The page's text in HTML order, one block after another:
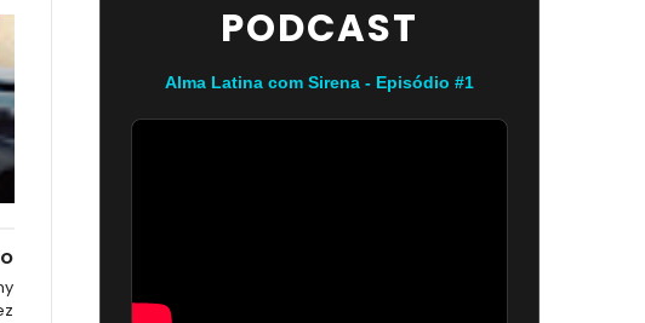
PODCAST
Alma Latina com Sirena - Episódio #1